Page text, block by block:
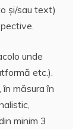
și/sau text)
unde
etc.).
măsura în
minim 3